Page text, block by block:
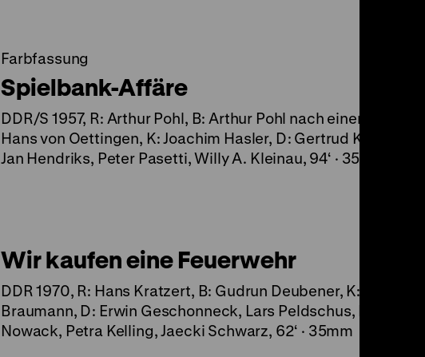
Farbfassung
Spielbank-Affäre
DDR/S 1957, R: Arthur Pohl, B: Arthur Pohl nach einem Bericht
Hans von Oettingen, K: Joachim Hasler, D: Gertrud
Jan Hendriks, Peter Pasetti, Willy A. Kleinau, 94‘ · 35mm
Wir kaufen eine Feuerwehr
DDR 1970, R: Hans Kratzert, B: Gudrun Deubener, K: Wolfgang
Braumann, D: Erwin Geschonneck, Lars Peldschus, Friedel
Nowack, Petra Kelling, Jaecki Schwarz, 62‘ · 35mm